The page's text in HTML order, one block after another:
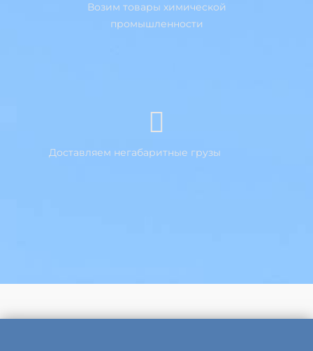
Возим товары химической
промышленности
Доставляем негабаритные грузы